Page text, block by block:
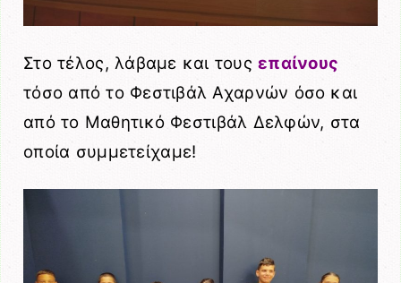
Στο τέλος, λάβαμε και τους επαίνους
τόσο από το Φεστιβάλ Αχαρνών όσο και
από το Μαθητικό Φεστιβάλ Δελφών, στα
οποία συμμετείχαμε!